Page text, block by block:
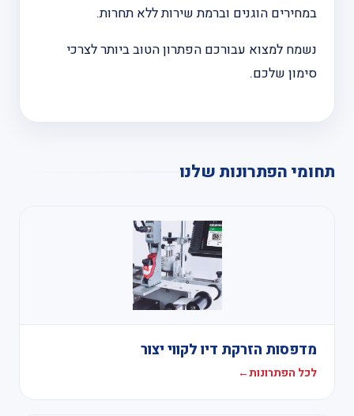
במחירים הוגנים וברמת שירות ללא תחרות.
נשמח למצוא עבורכם הפתרון הטוב ביותר לצרכי
סימון שלכם.
תחומי הפתרונות שלנו
מדפסות הזרקת דיו לקווי יצור
לכל הפתרונות←